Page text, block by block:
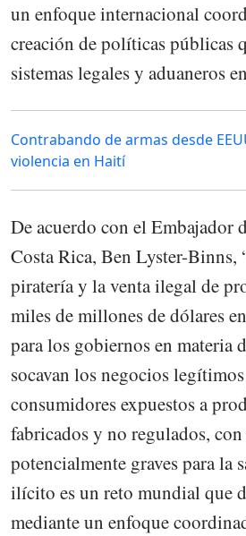
un enfoque internacional
creación de políticas públicas
sistemas legales y aduaneros
Contrabando de armas desde
violencia en Haití
De acuerdo con el Embajador
Costa Rica, Ben Lyster-Binns,
piratería y la venta ilegal de
miles de millones de dólares
para los gobiernos en materia
socavan los negocios
consumidores expuestos a
fabricados y no regulados, con
potencialmente graves para la
ilícito es un reto mundial que
mediante un enfoque